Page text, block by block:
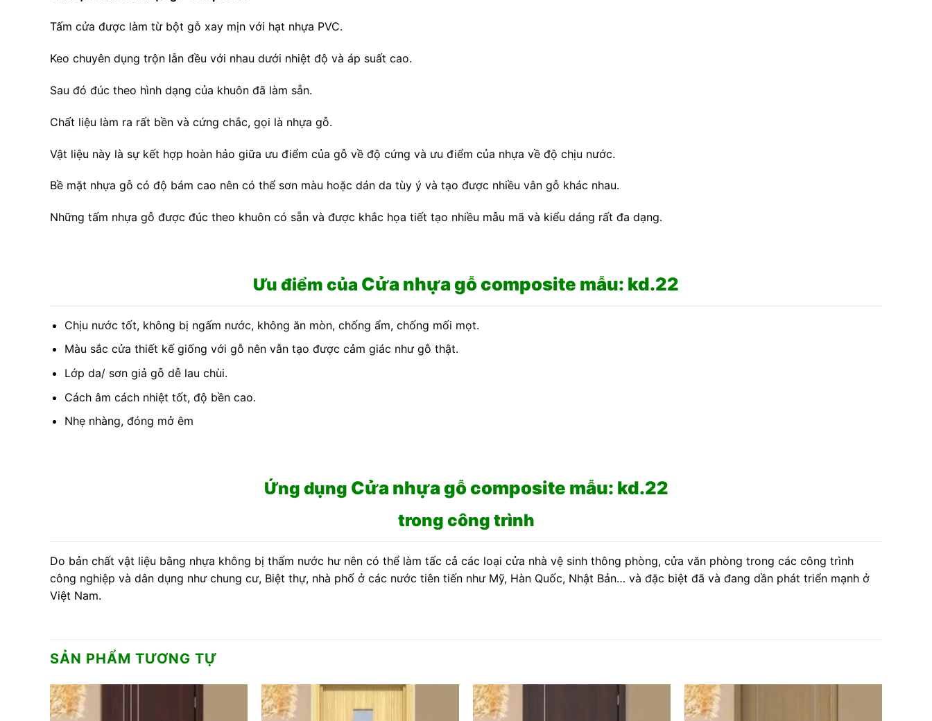
Tấm cửa được làm từ bột gỗ xay mịn với hạt nhựa PVC.
Keo chuyên dụng trộn lẫn đều với nhau dưới nhiệt độ và áp suất cao.
Sau đó đúc theo hình dạng của khuôn đã làm sẵn.
Chất liệu làm ra rất bền và cứng chắc, gọi là nhựa gỗ.
Vật liệu này là sự kết hợp hoàn hảo giữa ưu điểm của gỗ về độ cứng và ưu điểm của nhựa về độ chịu nước.
Bề mặt nhựa gỗ có độ bám cao nên có thể sơn màu hoặc dán da tùy ý và tạo được nhiều vân gỗ khác nhau.
Những tấm nhựa gỗ được đúc theo khuôn có sẵn và được khắc họa tiết tạo nhiều mẫu mã và kiểu dáng rất đa dạng.
Ưu điểm của Cửa nhựa gỗ composite mẫu: kd.22
Chịu nước tốt, không bị ngấm nước, không ăn mòn, chống ẩm, chống mối mọt.
Màu sắc cửa thiết kế giống với gỗ nên vẫn tạo được cảm giác như gỗ thật.
Lớp da/ sơn giả gỗ dễ lau chùi.
Cách âm cách nhiệt tốt, độ bền cao.
Nhẹ nhàng, đóng mở êm
Ứng dụng Cửa nhựa gỗ composite mẫu: kd.22
trong công trình
Do bản chất vật liệu bằng nhựa không bị thấm nước hư nên có thể làm tấc cả các loại cửa nhà vệ sinh thông phòng, cửa văn phòng trong các công trình
công nghiệp và dân dụng như chung cư, Biệt thự, nhà phố ở các nước tiên tiến như Mỹ, Hàn Quốc, Nhật Bản… và đặc biệt đã và đang dần phát triển mạnh ở
Việt Nam.
SẢN PHẨM TƯƠNG TỰ